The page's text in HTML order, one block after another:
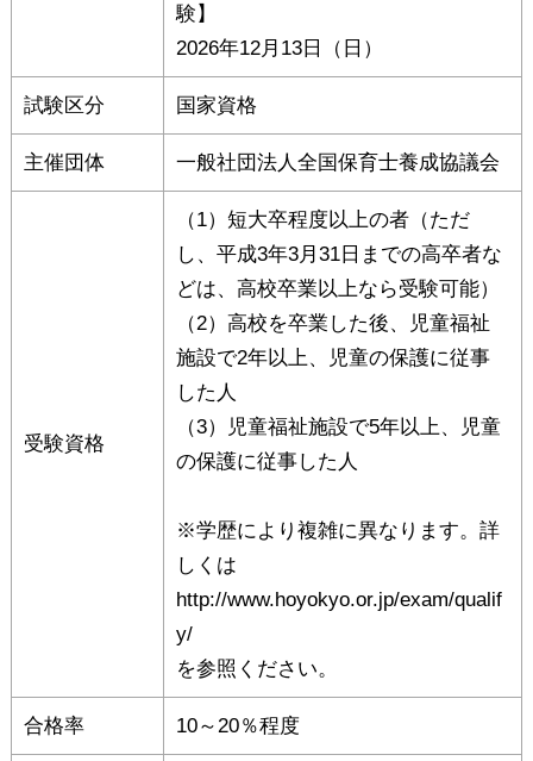
験】
2026年12月13日（日）
試験区分 国家資格
主催団体 一般社団法人全国保育士養成協議会
受験資格
（1）短大卒程度以上の者（ただ
し、平成3年3月31日までの高卒者な
どは、高校卒業以上なら受験可能）
（2）高校を卒業した後、児童福祉
施設で2年以上、児童の保護に従事
した人
（3）児童福祉施設で5年以上、児童
の保護に従事した人
※学歴により複雑に異なります。詳
しくは
http://www.hoyokyo.or.jp/exam/qualif
y/
を参照ください。
合格率 10～20％程度